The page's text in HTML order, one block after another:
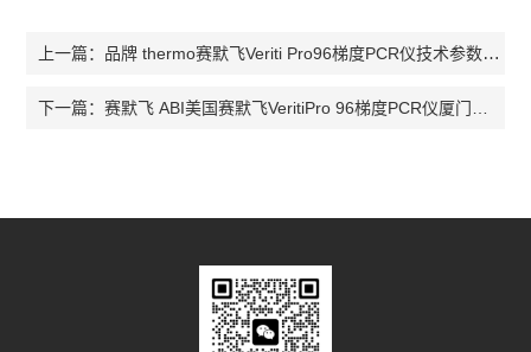
上一篇： 品牌 thermo赛默飞Veriti Pro96梯度PCR仪技术参数陕西
下一篇：赛默飞 ABI美国赛默飞VeritiPro 96梯度PCR仪厦门价格